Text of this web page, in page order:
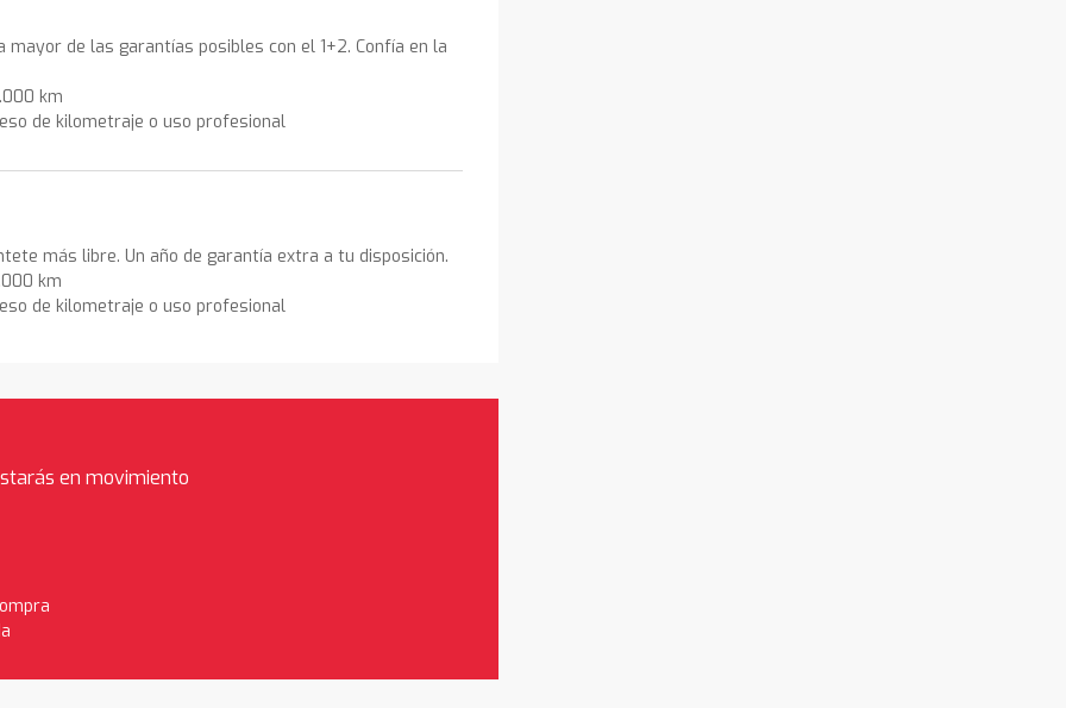
mayor de las garantías posibles con el 1+2. Confía en la
km
de kilometraje o uso profesional
más libre. Un año de garantía extra a tu disposición.
km
de kilometraje o uso profesional
en movimiento